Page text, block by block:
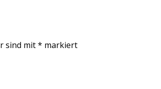
sind mit* markiert